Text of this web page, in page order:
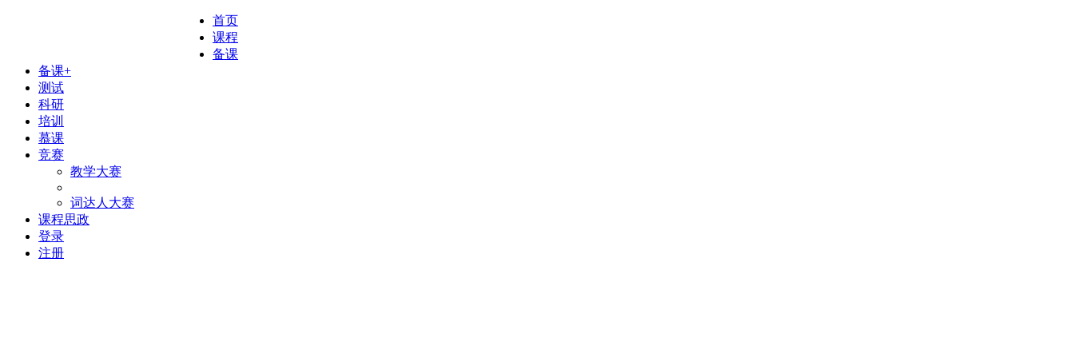
首页
课程
备课
备课+
测试
科研
培训
慕课
竞赛
教学大赛
词达人大赛
课程思政
登录
注册